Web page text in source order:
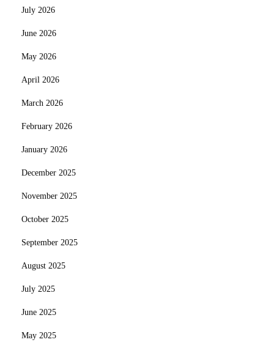
July 2026
June 2026
May 2026
April 2026
March 2026
February 2026
January 2026
December 2025
November 2025
October 2025
September 2025
August 2025
July 2025
June 2025
May 2025